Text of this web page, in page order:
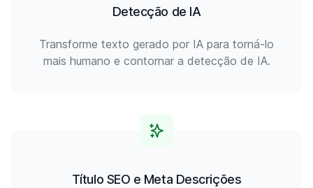
Detecção de IA
Transforme texto gerado por IA para torná-lo
mais humano e contornar a detecção de IA.
Título SEO e Meta Descrições